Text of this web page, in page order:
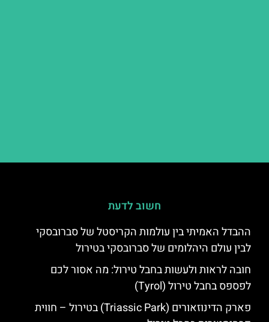
חשוב לדעת
ההבדל האמיתי בין עולמות הקריסטל של סברובסקי
לבין עולם היהלומים של סברובסקי בטירול
חובה לראות ולעשות בחבל טירול: מה אסור לכם
לפספס בחבל טירול (Tyrol)
פארק הדינוזאורים (Triassic Park) בטירול – חווית